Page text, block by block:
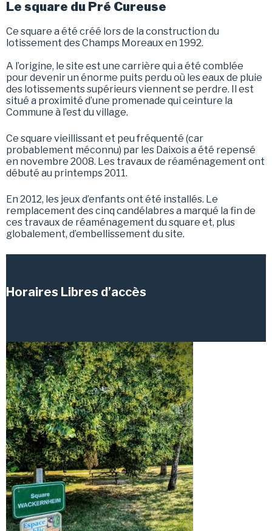
Le square du Pré Cureuse
Ce square a été créé lors de la construction du
lotissement des Champs Moreaux en 1992.
A l’origine, le site est une carrière qui a été comblée
pour devenir un énorme puits perdu où les eaux de pluie
des lotissements supérieurs viennent se perdre. Il est
situé a proximité d’une promenade qui ceinture la
Commune à l’est du village.
Ce square vieillissant et peu fréquenté (car
probablement méconnu) par les Daixois a été repensé
en novembre 2008. Les travaux de réaménagement ont
débuté au printemps 2011.
En 2012, les jeux d’enfants ont été installés. Le
remplacement des cinq candélabres a marqué la fin de
ces travaux de réaménagement du square et, plus
globalement, d’embellissement du site.
Horaires Libres d’accès